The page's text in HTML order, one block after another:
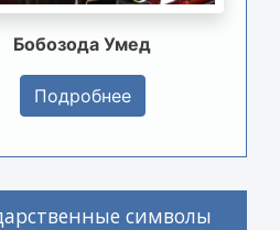
Бобозода Умед
Подробнее
символы